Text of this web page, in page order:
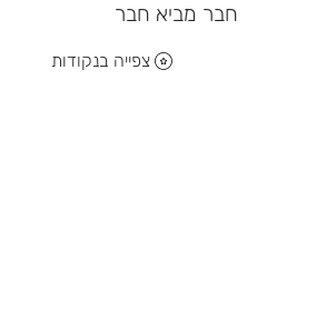
חבר מביא חבר
צפייה בנקודות